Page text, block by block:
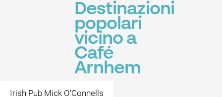
Destinazioni
popolari
vicino a
Café
Arnhem
Irish Pub Mick O'Connells